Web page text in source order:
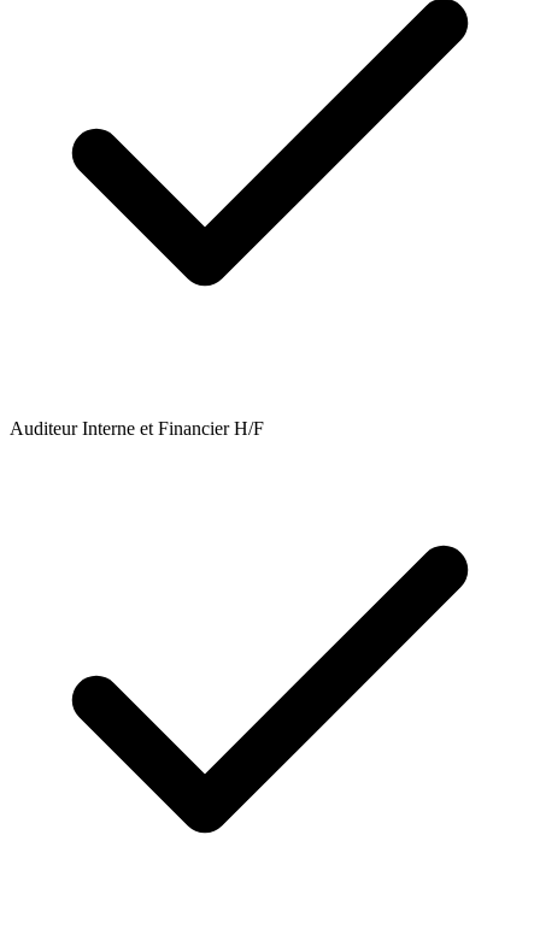
Auditeur Interne et Financier H/F